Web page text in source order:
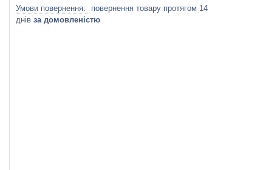
повернення товару протягом 14
днів за домовленістю